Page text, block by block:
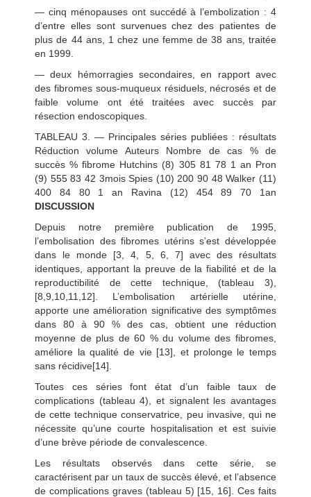
— cinq ménopauses ont succédé à l’embolization : 4
d’entre elles sont survenues chez des patientes de
plus de 44 ans, 1 chez une femme de 38 ans, traitée
en 1999.
— deux hémorragies secondaires, en rapport avec
des fibromes sous-muqueux résiduels, nécrosés et de
faible volume ont été traitées avec succès par
résection endoscopiques.
TABLEAU 3. — Principales séries publiées : résultats
Réduction volume Auteurs Nombre de cas % de
succès % fibrome Hutchins (8) 305 81 78 1 an Pron
(9) 555 83 42 3mois Spies (10) 200 90 48 Walker (11)
400 84 80 1 an Ravina (12) 454 89 70 1an
DISCUSSION
Depuis notre première publication de 1995,
l’embolisation des fibromes utérins s’est développée
dans le monde [3, 4, 5, 6, 7] avec des résultats
identiques, apportant la preuve de la fiabilité et de la
reproductibilité de cette technique, (tableau 3),
[8,9,10,11,12]. L’embolisation artérielle utérine,
apporte une amélioration significative des symptômes
dans 80 à 90 % des cas, obtient une réduction
moyenne de plus de 60 % du volume des fibromes,
améliore la qualité de vie [13], et prolonge le temps
sans récidive[14].
Toutes ces séries font état d’un faible taux de
complications (tableau 4), et signalent les avantages
de cette technique conservatrice, peu invasive, qui ne
nécessite qu’une courte hospitalisation et est suivie
d’une brève période de convalescence.
Les résultats observés dans cette série, se
caractérisent par un taux de succès élevé, et l’absence
de complications graves (tableau 5) [15, 16]. Ces faits